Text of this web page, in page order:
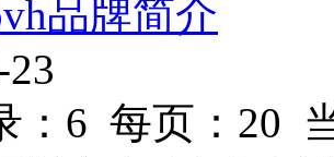
品牌简介
：6 每页：20